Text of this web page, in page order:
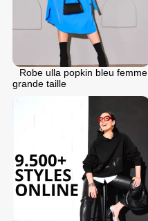
Robe ulla popkin bleu femme
grande taille